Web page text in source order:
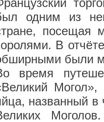
одним из
посещая
В
были
время
названный в